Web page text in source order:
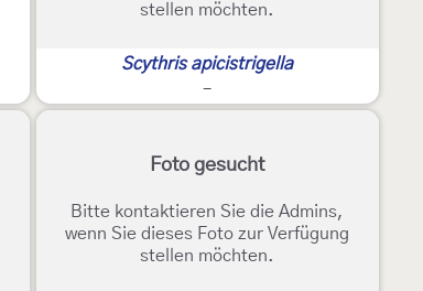
stellen möchten.
Scythris apicistrigella
-
Foto gesucht
Bitte kontaktieren Sie die Admins,
wenn Sie dieses Foto zur Verfügung
stellen möchten.